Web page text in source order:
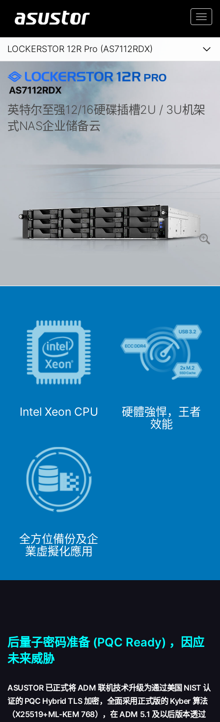
LOCKERSTOR 12R Pro (AS7112RDX)
英特尔至强12/16硬碟插槽2U / 3U机架
式NAS企业储备云
Intel Xeon CPU
硬體強悍，王者
效能
全方位備份及企
業虛擬化應用
后量子密码准备 (PQC Ready) ，因应
未来威胁
ASUSTOR 已正式将 ADM 联机技术升级为通过美国 NIST 认
证的 PQC Hybrid TLS 加密，全面采用正式版的 Kyber 算法
（X25519+ML-KEM 768），在 ADM 5.1 及以后版本透过